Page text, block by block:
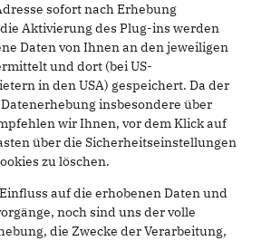
sofort nach Erhebung
Aktivierung des Plug-ins werden
Daten von Ihnen an den jeweiligen
und dort (bei US-
in den USA) gespeichert. Da der
insbesondere über
wir Ihnen, vor dem Klick auf
über die Sicherheitseinstellungen
zu löschen.
auf die erhobenen Daten und
noch sind uns der volle
die Zwecke der Verarbeitung,